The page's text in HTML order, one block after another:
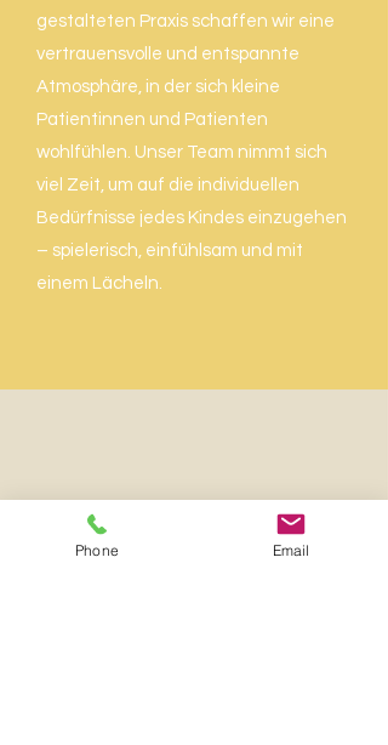
gestalteten Praxis schaffen wir eine
vertrauensvolle und entspannte
Atmosphäre, in der sich kleine
Patientinnen und Patienten
wohlfühlen. Unser Team nimmt sich
viel Zeit, um auf die individuellen
Bedürfnisse jedes Kindes einzugehen
– spielerisch, einfühlsam und mit
einem Lächeln.
Phone Email